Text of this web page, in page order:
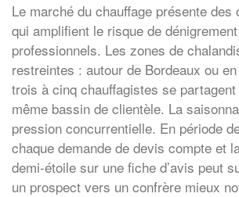
Le marché du chauffage présente
qui amplifient le risque de
professionnels. Les zones de
restreintes : autour de Bordeaux ou
trois à cinq chauffagistes se
même bassin de clientèle. La
pression concurrentielle. En période
chaque demande de devis compte et
demi-étoile sur une fiche d’avis peut
un prospect vers un confrère mieux